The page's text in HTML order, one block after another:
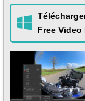
Free Video